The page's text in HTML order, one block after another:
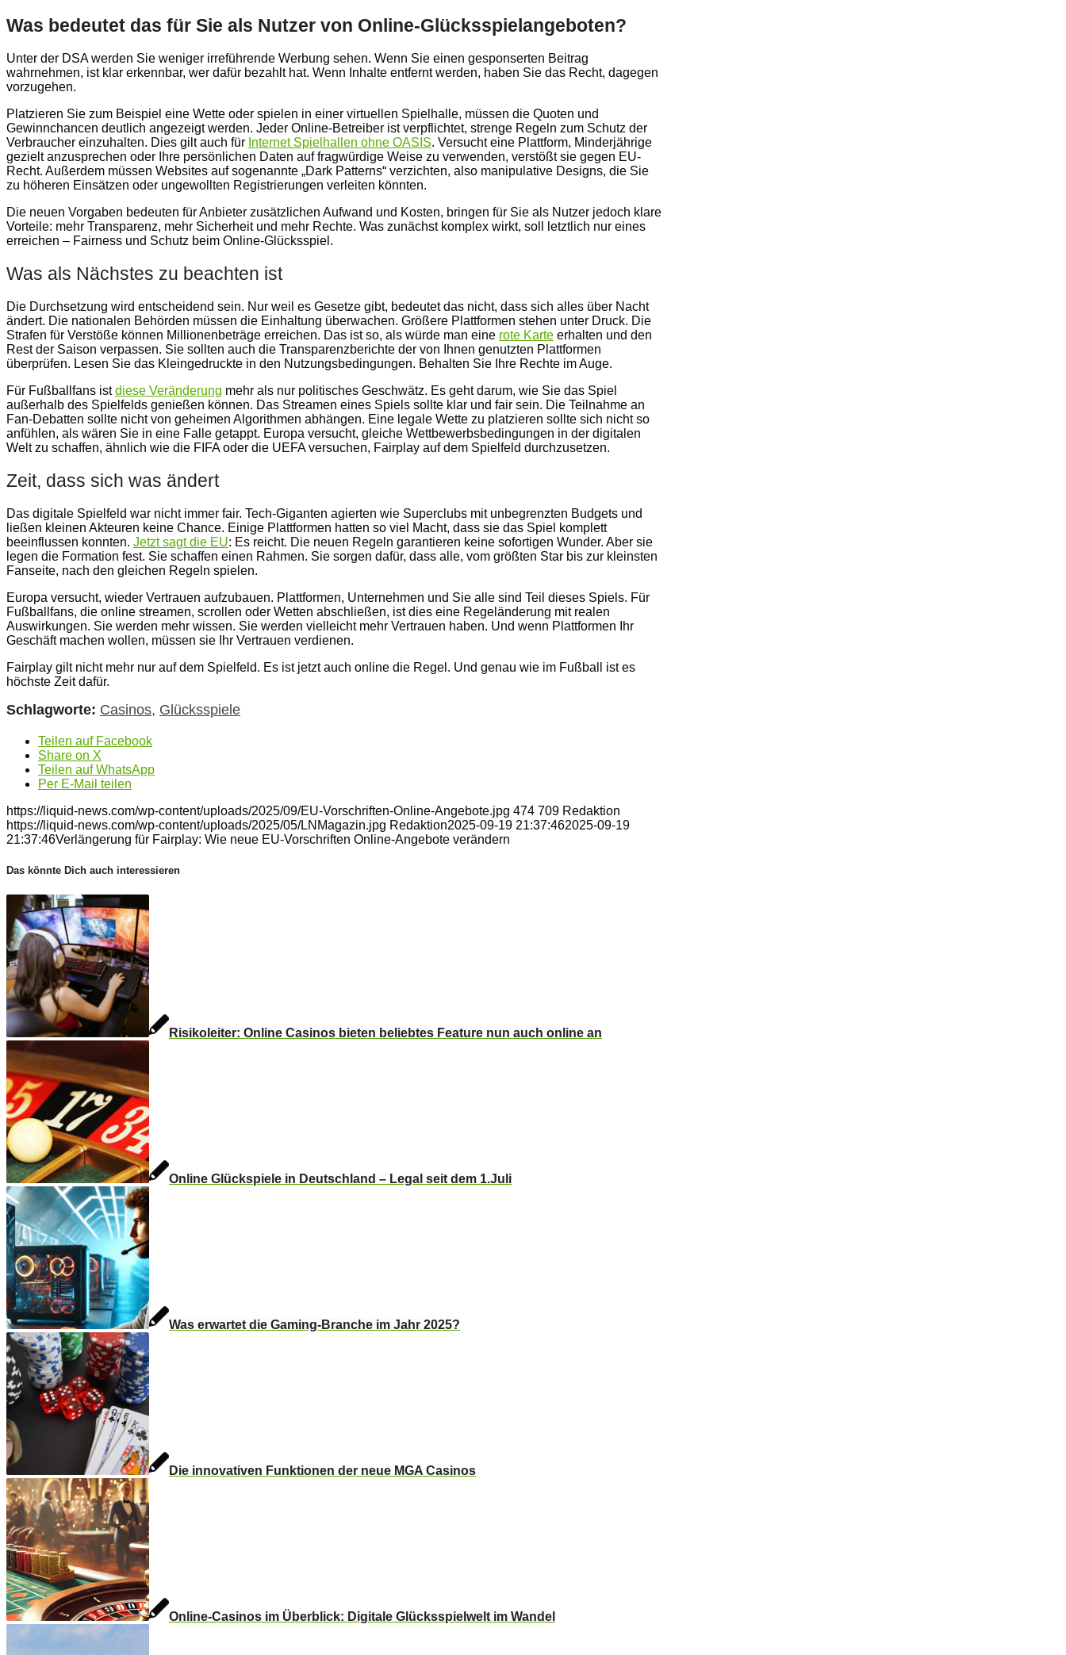
Was bedeutet das für Sie als Nutzer von Online-Glücksspielangeboten?
Unter der DSA werden Sie weniger irreführende Werbung sehen. Wenn Sie einen gesponserten Beitrag
wahrnehmen, ist klar erkennbar, wer dafür bezahlt hat. Wenn Inhalte entfernt werden, haben Sie das Recht, dagegen
vorzugehen.
Platzieren Sie zum Beispiel eine Wette oder spielen in einer virtuellen Spielhalle, müssen die Quoten und
Gewinnchancen deutlich angezeigt werden. Jeder Online-Betreiber ist verpflichtet, strenge Regeln zum Schutz der
Verbraucher einzuhalten. Dies gilt auch für Internet Spielhallen ohne OASIS. Versucht eine Plattform, Minderjährige
gezielt anzusprechen oder Ihre persönlichen Daten auf fragwürdige Weise zu verwenden, verstößt sie gegen EU-
Recht. Außerdem müssen Websites auf sogenannte „Dark Patterns“ verzichten, also manipulative Designs, die Sie
zu höheren Einsätzen oder ungewollten Registrierungen verleiten könnten.
Die neuen Vorgaben bedeuten für Anbieter zusätzlichen Aufwand und Kosten, bringen für Sie als Nutzer jedoch klare
Vorteile: mehr Transparenz, mehr Sicherheit und mehr Rechte. Was zunächst komplex wirkt, soll letztlich nur eines
erreichen – Fairness und Schutz beim Online-Glücksspiel.
Was als Nächstes zu beachten ist
Die Durchsetzung wird entscheidend sein. Nur weil es Gesetze gibt, bedeutet das nicht, dass sich alles über Nacht
ändert. Die nationalen Behörden müssen die Einhaltung überwachen. Größere Plattformen stehen unter Druck. Die
Strafen für Verstöße können Millionenbeträge erreichen. Das ist so, als würde man eine rote Karte erhalten und den
Rest der Saison verpassen. Sie sollten auch die Transparenzberichte der von Ihnen genutzten Plattformen
überprüfen. Lesen Sie das Kleingedruckte in den Nutzungsbedingungen. Behalten Sie Ihre Rechte im Auge.
Für Fußballfans istdiese Veränderung mehr als nur politisches Geschwätz. Es geht darum, wie Sie das Spiel
außerhalb des Spielfelds genießen können. Das Streamen eines Spiels sollte klar und fair sein. Die Teilnahme an
Fan-Debatten sollte nicht von geheimen Algorithmen abhängen. Eine legale Wette zu platzieren sollte sich nicht so
anfühlen, als wären Sie in eine Falle getappt. Europa versucht, gleiche Wettbewerbsbedingungen in der digitalen
Welt zu schaffen, ähnlich wie die FIFA oder die UEFA versuchen, Fairplay auf dem Spielfeld durchzusetzen.
Zeit, dass sich was ändert
Das digitale Spielfeld war nicht immer fair. Tech-Giganten agierten wie Superclubs mit unbegrenzten Budgets und
ließen kleinen Akteuren keine Chance. Einige Plattformen hatten so viel Macht, dass sie das Spiel komplett
beeinflussen konnten. Jetzt sagt die EU: Es reicht. Die neuen Regeln garantieren keine sofortigen Wunder. Aber sie
legen die Formation fest. Sie schaffen einen Rahmen. Sie sorgen dafür, dass alle, vom größten Star bis zur kleinsten
Fanseite, nach den gleichen Regeln spielen.
Europa versucht, wieder Vertrauen aufzubauen. Plattformen, Unternehmen und Sie alle sind Teil dieses Spiels. Für
Fußballfans, die online streamen, scrollen oder Wetten abschließen, ist dies eine Regeländerung mit realen
Auswirkungen. Sie werden mehr wissen. Sie werden vielleicht mehr Vertrauen haben. Und wenn Plattformen Ihr
Geschäft machen wollen, müssen sie Ihr Vertrauen verdienen.
Fairplay gilt nicht mehr nur auf dem Spielfeld. Es ist jetzt auch online die Regel. Und genau wie im Fußball ist es
höchste Zeit dafür.
Schlagworte: Casinos, Glücksspiele
Teilen auf Facebook
Share on X
Teilen auf WhatsApp
Per E-Mail teilen
https://liquid-news.com/wp-content/uploads/2025/09/EU-Vorschriften-Online-Angebote.jpg 474 709 Redaktion
https://liquid-news.com/wp-content/uploads/2025/05/LNMagazin.jpg Redaktion2025-09-19 21:37:462025-09-19
21:37:46Verlängerung für Fairplay: Wie neue EU-Vorschriften Online-Angebote verändern
Das könnte Dich auch interessieren
Risikoleiter: Online Casinos bieten beliebtes Feature nun auch online an
Online Glückspiele in Deutschland – Legal seit dem 1.Juli
Was erwartet die Gaming-Branche im Jahr 2025?
Die innovativen Funktionen der neue MGA Casinos
Online-Casinos im Überblick: Digitale Glücksspielwelt im Wandel